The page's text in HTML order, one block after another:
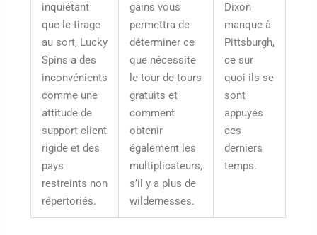
inquiétant
que le tirage
au sort, Lucky
Spins a des
inconvénients
comme une
attitude de
support client
rigide et des
pays
restreints non
répertoriés.
gains vous
permettra de
déterminer ce
que nécessite
le tour de tours
gratuits et
comment
obtenir
également les
multiplicateurs,
s’il y a plus de
wildernesses.
Dixon
manque à
Pittsburgh,
ce sur
quoi ils se
sont
appuyés
ces
derniers
temps.